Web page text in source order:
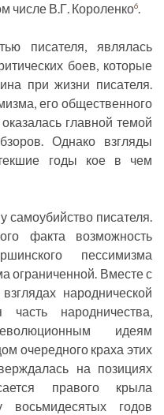
числе В.Г. Короленко6.
писателя, являлась
боев, которые
при жизни писателя.
его общественного
главной темой
Однако взгляды
годы кое в чем
самоубийство писателя.
факта возможность
пессимизма
ограниченной. Вместе с
народнической
часть народничества,
идеям
очередного краха этих
на позициях
правого крыла
восьмидесятых годов